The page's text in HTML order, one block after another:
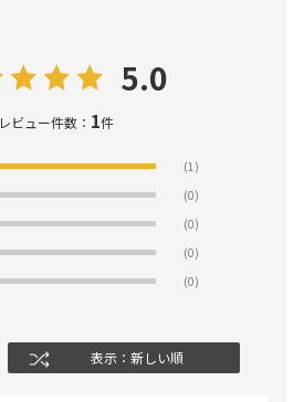
5.0
レビュー件数： 1件
(1)
(0)
(0)
(0)
(0)
表示：新しい順